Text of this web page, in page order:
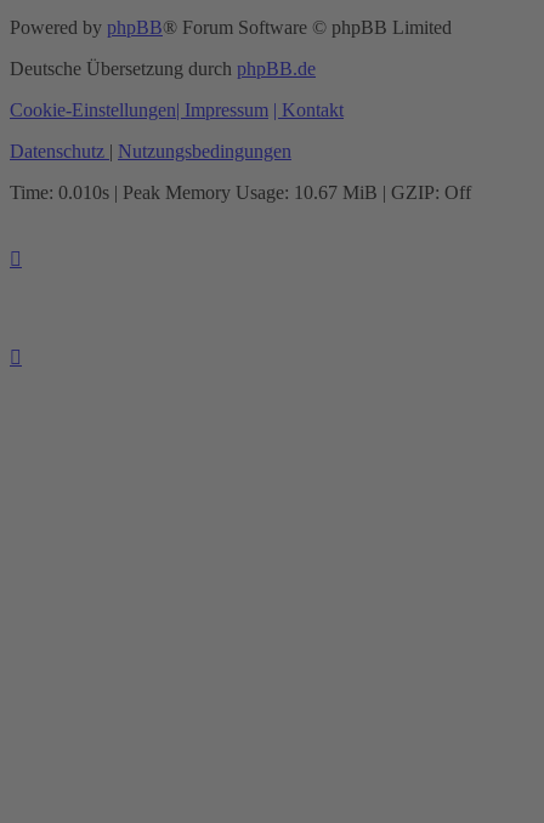
Powered by phpBB® Forum Software © phpBB Limited
Deutsche Übersetzung durch phpBB.de
Cookie-Einstellungen| Impressum | Kontakt
Datenschutz | Nutzungsbedingungen
Time: 0.010s | Peak Memory Usage: 10.67 MiB | GZIP: Off